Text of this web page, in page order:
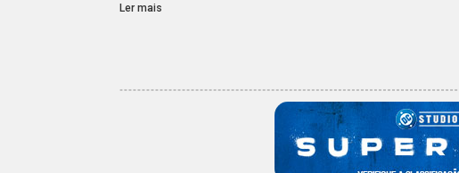
Ler mais